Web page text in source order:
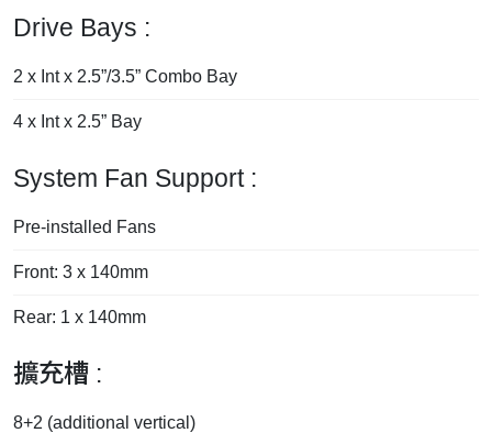
Drive Bays :
2 x Int x 2.5”/3.5” Combo Bay
4 x Int x 2.5” Bay
System Fan Support :
Pre-installed Fans
Front: 3 x 140mm
Rear: 1 x 140mm
擴充槽 :
8+2 (additional vertical)